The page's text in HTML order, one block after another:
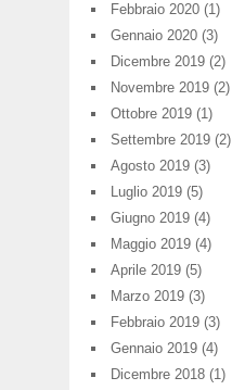
Febbraio 2020 (1)
Gennaio 2020 (3)
Dicembre 2019 (2)
Novembre 2019 (2)
Ottobre 2019 (1)
Settembre 2019 (2)
Agosto 2019 (3)
Luglio 2019 (5)
Giugno 2019 (4)
Maggio 2019 (4)
Aprile 2019 (5)
Marzo 2019 (3)
Febbraio 2019 (3)
Gennaio 2019 (4)
Dicembre 2018 (1)